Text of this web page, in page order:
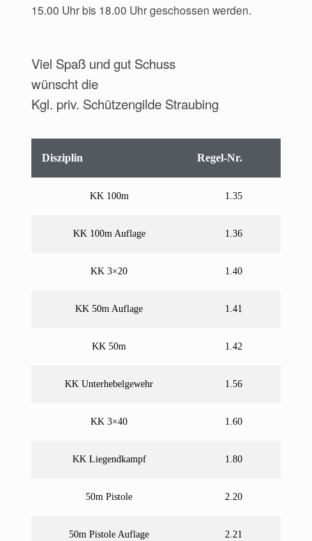
15.00 Uhr bis 18.00 Uhr geschossen werden.
Viel Spaß und gut Schuss
wünscht die
Kgl. priv. Schützengilde Straubing
Disziplin Regel-Nr.
KK 100m 1.35
KK 100m Auflage 1.36
KK 3×20 1.40
KK 50m Auflage 1.41
KK 50m 1.42
KK Unterhebelgewehr 1.56
KK 3×40 1.60
KK Liegendkampf 1.80
50m Pistole 2.20
50m Pistole Auflage 2.21